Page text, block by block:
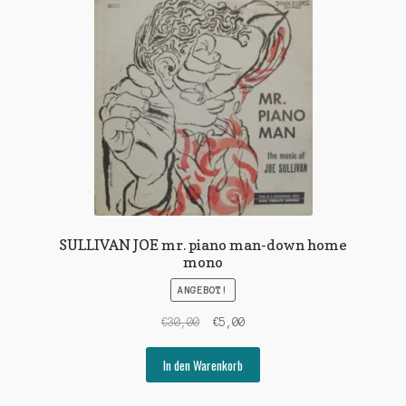
SULLIVAN JOE mr. piano man-down home
mono
ANGEBOT!
€30,00
Ursprünglicher
war:
€30,00
€5,00Aktueller
€5,00.
In den Warenkorb